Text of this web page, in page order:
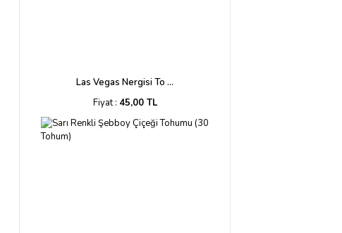
Las Vegas Nergisi To ...
Fiyat : 45,00 TL